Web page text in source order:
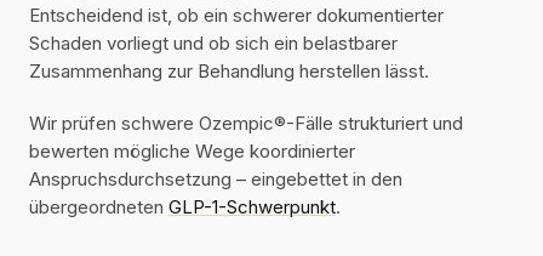
Entscheidend ist, ob ein schwerer dokumentierter
Schaden vorliegt und ob sich ein belastbarer
Zusammenhang zur Behandlung herstellen lässt.
Wir prüfen schwere Ozempic®-Fälle strukturiert und
bewerten mögliche Wege koordinierter
Anspruchsdurchsetzung – eingebettet in den
übergeordneten GLP-1-Schwerpunkt.